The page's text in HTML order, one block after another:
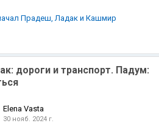
Прадеш, Ладак и Кашмир
дороги и транспорт. Падум:
Elena Vasta
30 нояб. 2024 г.